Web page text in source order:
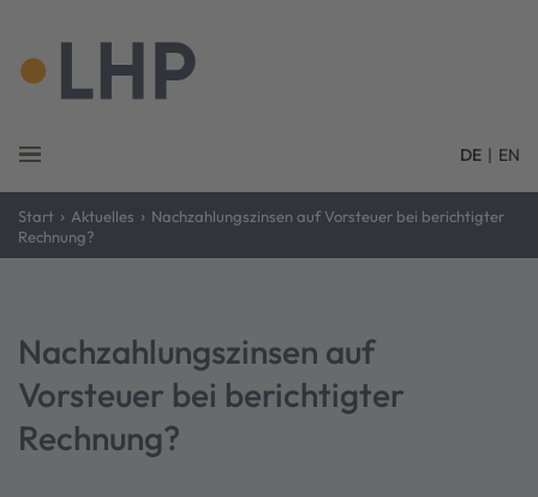
DE | EN
Start › Aktuelles › Nachzahlungszinsen auf Vorsteuer bei berichtigter
Rechnung?
Nachzahlungszinsen auf
Vorsteuer bei berichtigter
Rechnung?